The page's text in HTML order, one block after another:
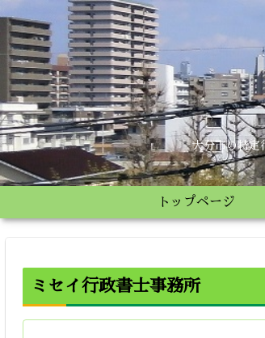
大分市の特定
トップページ
ミセイ行政書士事務所